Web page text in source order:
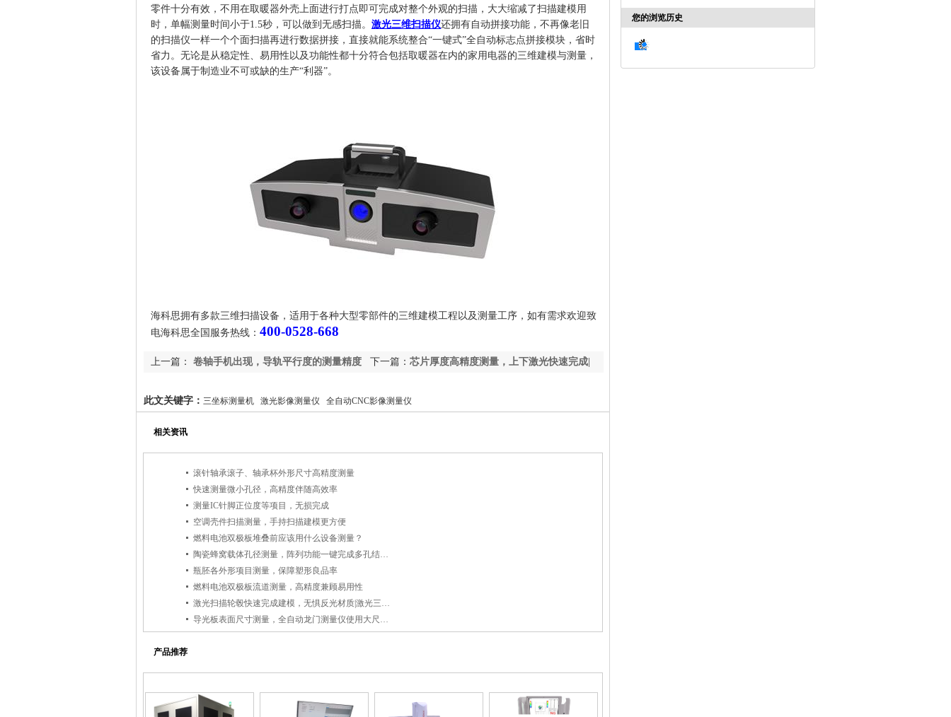
零件十分有效，不用在取暖器外壳上面进行打点即可完成对整个外观的扫描，大大缩减了扫描建模用
时，单幅测量时间小于1.5秒，可以做到无感扫描。 激光三维扫描仪还拥有自动拼接功能，不再像老旧
的扫描仪一样一个个面扫描再进行数据拼接，直接就能系统整合“一键式”全自动标志点拼接模块，省时
省力。无论是从稳定性、易用性以及功能性都十分符合包括取暖器在内的家用电器的三维建模与测量，
该设备属于制造业不可或缺的生产“利器”。
海科思拥有多款三维扫描设备，适用于各种大型零部件的三维建模工程以及测量工序，如有需求欢迎致
电海科思全国服务热线： 400-0528-668
下一篇： 芯片厚度高精度测量，上下激光快速完成|
上一篇：
卷轴手机出现，导轨平行度的测量精度
此文关键字： 三坐标测量机 激光影像测量仪 全自动CNC影像测量仪
相关资讯
滚针轴承滚子、轴承杯外形尺寸高精度测量
快速测量微小孔径，高精度伴随高效率
测量IC针脚正位度等项目，无损完成
空调壳件扫描测量，手持扫描建模更方便
燃料电池双极板堆叠前应该用什么设备测量？
陶瓷蜂窝载体孔径测量，阵列功能一键完成多孔结构测量
瓶胚各外形项目测量，保障塑形良品率
燃料电池双极板流道测量，高精度兼顾易用性
激光扫描轮毂快速完成建模，无惧反光材质|激光三维扫描仪
导光板表面尺寸测量，全自动龙门测量仪使用大尺寸工件
产品推荐
您的浏览历史